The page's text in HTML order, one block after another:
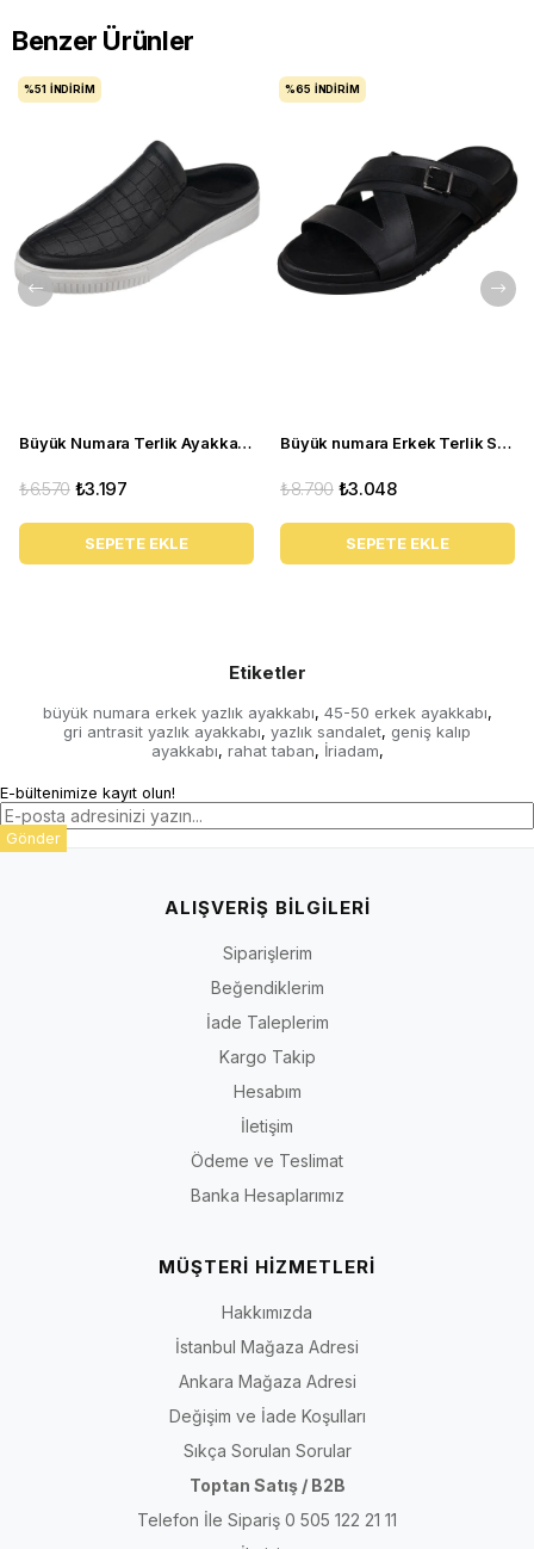
Benzer Ürünler
Büyük Numara Terlik Ayakkabı - CEM-01 Siyah
₺3.197
₺6.570
SEPETE EKLE
%51 İNDIRIM
Büyük numara Erkek Terlik Sandalet - PASA107 Siyah
₺3.048
₺8.790
SEPETE EKLE
%65 İNDIRIM
Etiketler
büyük numara erkek yazlık ayakkabı, 45-50 erkek ayakkabı,
gri antrasit yazlık ayakkabı, yazlık sandalet, geniş kalıp
ayakkabı, rahat taban, İriadam,
E-bültenimize kayıt olun!
Gönder
ALIŞVERİŞ BİLGİLERİ
Siparişlerim
Beğendiklerim
İade Taleplerim
Kargo Takip
Hesabım
İletişim
Ödeme ve Teslimat
Banka Hesaplarımız
MÜŞTERİ HİZMETLERİ
Hakkımızda
İstanbul Mağaza Adresi
Ankara Mağaza Adresi
Değişim ve İade Koşulları
Sıkça Sorulan Sorular
Toptan Satış / B2B
Telefon İle Sipariş 0 505 122 21 11